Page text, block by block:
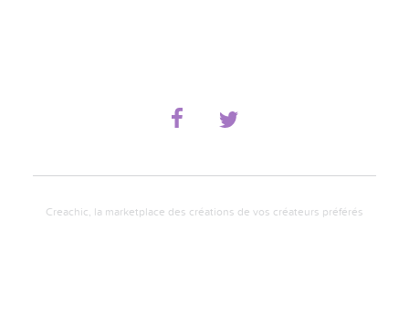
Creachic, la marketplace des créations de vos créateurs préférés